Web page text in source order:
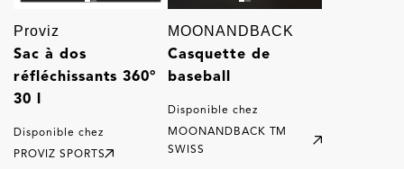
Proviz
Sac à dos
réfléchissants 360°
30 l
Disponible chez
PROVIZ SPORTS
MOONANDBACK
Casquette de
baseball
Disponible chez
MOONANDBACK TM
SWISS